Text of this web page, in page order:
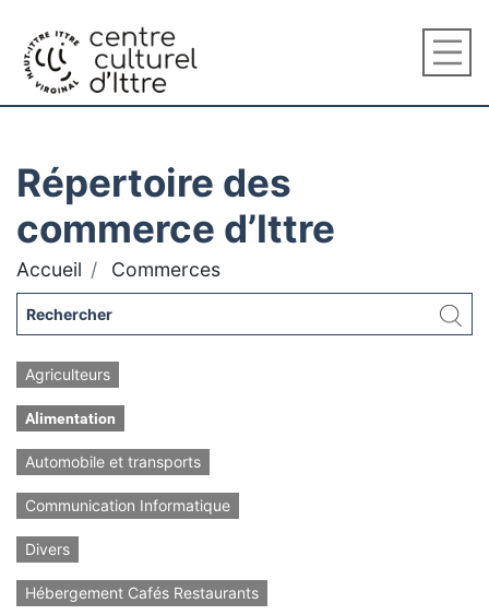
Répertoire des
commerce d’Ittre
Accueil Commerces
Agriculteurs
Alimentation
Automobile et transports
Communication Informatique
Divers
Hébergement Cafés Restaurants